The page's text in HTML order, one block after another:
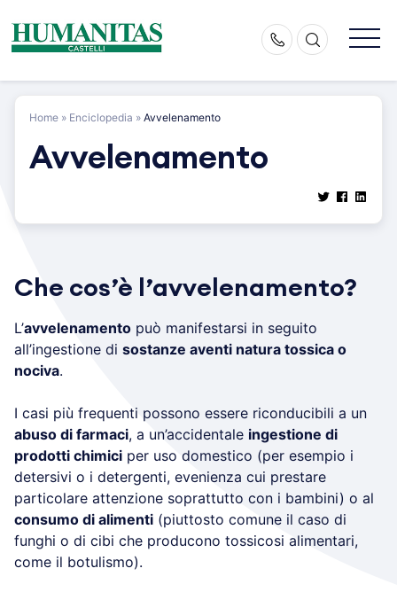
content
Home » Enciclopedia » Avvelenamento
Avvelenamento
Che cos’è l’avvelenamento?
L’avvelenamento può manifestarsi in seguito
all’ingestione di sostanze aventi natura tossica o
nociva.
I casi più frequenti possono essere riconducibili a un
abuso di farmaci, a un’accidentale ingestione di
prodotti chimici per uso domestico (per esempio i
detersivi o i detergenti, evenienza cui prestare
particolare attenzione soprattutto con i bambini) o al
consumo di alimenti (piuttosto comune il caso di
funghi o di cibi che producono tossicosi alimentari,
come il botulismo).